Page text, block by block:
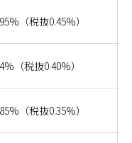
（税抜0.45%）
（税抜0.40%）
（税抜0.35%）